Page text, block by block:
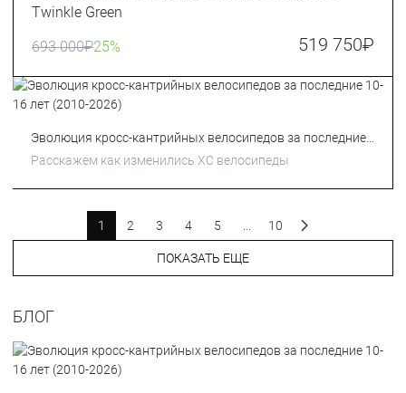
Twinkle Green
693 000₽25% 519 750₽
Эволюция кросс-кантрийных велосипедов за последние
10-16 лет (2010-2026)
Расскажем как изменились XC велосипеды
ПОКАЗАТЬ ЕЩЕ
1 2 3 4 5 10
БЛОГ